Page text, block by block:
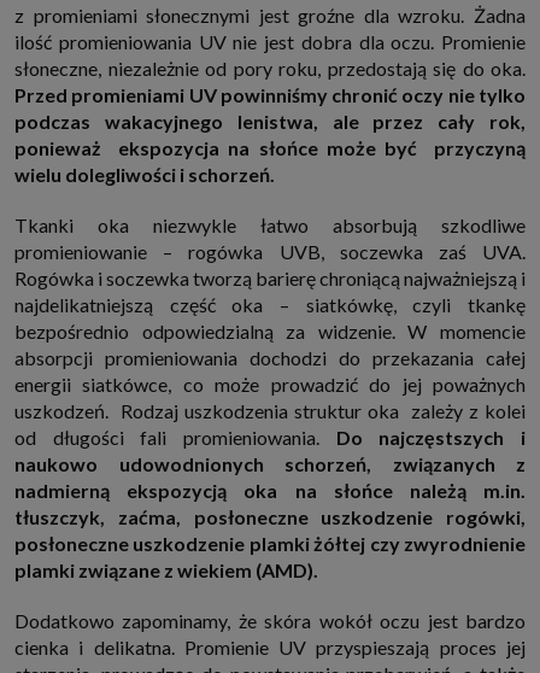
udzielać, nie pozbawi Cię to dostępu do naszych usług. Masz również
możliwość ograniczenia zakresu lub zmiany zgody w dowolnym
momencie.
Twoje dane przetwarzane będą do czasu istnienia podstawy do ich
przetwarzania, czyli w przypadku udzielenia zgody do momentu jej
cofnięcia, ograniczenia lub innych działań z Twojej strony ograniczających
tę zgodę, w przypadku niezbędności danych do wykonania umowy, przez
czas jej wykonywania i ewentualnie okres przedawnienia roszczeń z niej
(zwykle nie więcej niż 3 lata, a maksymalnie 10 lat), a w przypadku, gdy
podstawą przetwarzania danych jest uzasadniony interes administratora,
Przekazywanie danych
Administratorzy danych mogą powierzać Twoje dane podwykonawcom IT,
księgowym, agencjom marketingowym etc. Zrobią to jedynie na
podstawie umowy o powierzenie przetwarzania danych zobowiązującej
taki podmiot do odpowiedniego zabezpieczenia danych i niekorzystania z
nich do własnych celów.
Cookies
Na naszych stronach używamy znaczników internetowych takich jak pliki
np. cookie lub local storage do zbierania i przetwarzania danych
osobowych w celu personalizowania treści i reklam oraz analizowania
ruchu na stronach, aplikacjach i w Internecie. W ten sposób technologię tę
wykorzystują również podmioty z Grupy SAGIER oraz nasi Zaufani
Partnerzy, którzy także chcą dopasowywać reklamy do Twoich preferencji.
Cookies to dane informatyczne zapisywane w plikach i przechowywane na
Twoim urządzeniu końcowym (tj. twój komputer, tablet, smartphone itp.),
które przeglądarka wysyła do serwera przy każdorazowym wejściu na
stronę z tego urządzenia, podczas gdy odwiedzasz strony w Internecie.
Szczegółową informację na temat plików cookie i ich funkcjonowania
znajdziesz
. Pod tym linkiem znajdziesz także informację
funkcjonowanie plików cookies itp. oraz jak usunąć takie pliki z Twojego
Twoje uprawnienia
z promieniami słonecznymi jest groźne dla wzroku. Żadna
ilość promieniowania UV nie jest dobra dla oczu. Promienie
słoneczne, niezależnie od pory roku, przedostają się do oka.
Przed promieniami UV powinniśmy chronić oczy nie tylko
podczas wakacyjnego lenistwa, ale przez cały rok,
ponieważ ekspozycja na słońce może być przyczyną
wielu dolegliwości i schorzeń.
Tkanki oka niezwykle łatwo absorbują szkodliwe
promieniowanie – rogówka UVB, soczewka zaś UVA.
Rogówka i soczewka tworzą barierę chroniącą najważniejszą i
najdelikatniejszą część oka – siatkówkę, czyli tkankę
bezpośrednio odpowiedzialną za widzenie. W momencie
absorpcji promieniowania dochodzi do przekazania całej
energii siatkówce, co może prowadzić do jej poważnych
uszkodzeń. Rodzaj uszkodzenia struktur oka zależy z kolei
od długości fali promieniowania. Do najczęstszych i
naukowo udowodnionych schorzeń, związanych z
nadmierną ekspozycją oka na słońce należą m.in.
tłuszczyk, zaćma, posłoneczne uszkodzenie rogówki,
posłoneczne uszkodzenie plamki żółtej czy zwyrodnienie
plamki związane z wiekiem (AMD).
Dodatkowo zapominamy, że skóra wokół oczu jest bardzo
cienka i delikatna. Promienie UV przyspieszają proces jej